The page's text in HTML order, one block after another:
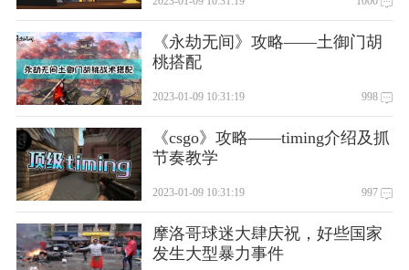
《永劫无间》攻略——土御门胡
桃搭配
2023-01-09 10:31:19 998
《csgo》攻略——timing介绍及抓
节奏教学
2023-01-09 10:31:19 997
摩洛哥球迷大肆庆祝，好些国家
发生大型暴力事件